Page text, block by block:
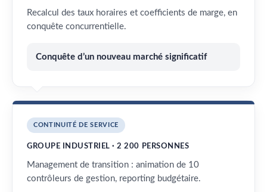
Recalcul des taux horaires et coefficients de marge, en
conquête concurrentielle.
Conquête d’un nouveau marché significatif
CONTINUITÉ DE SERVICE
GROUPE INDUSTRIEL · 2 200 PERSONNES
Management de transition : animation de 10
contrôleurs de gestion, reporting budgétaire.